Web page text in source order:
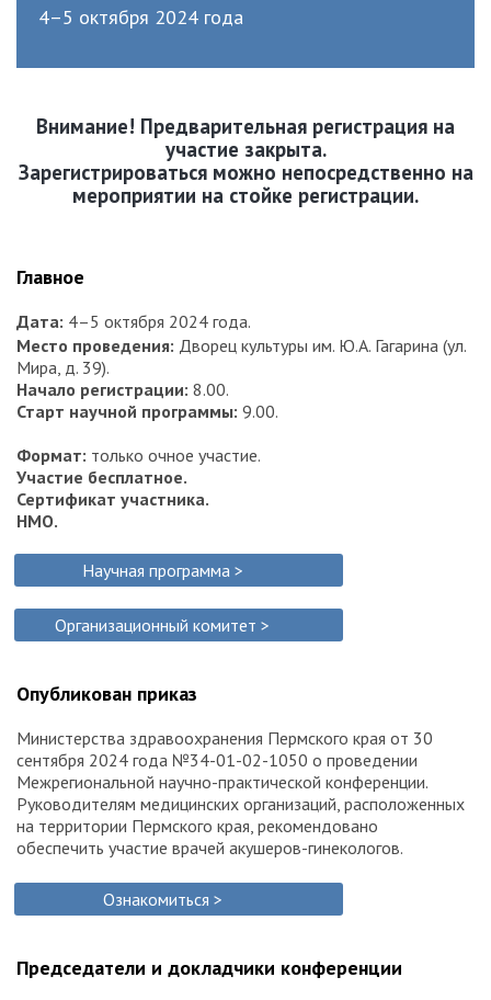
4–5 октября 2024 года
Внимание! Предварительная регистрация на
участие закрыта.
Зарегистрироваться можно непосредственно на
мероприятии на стойке регистрации.
Главное
Дата: 4–5 октября 2024 года.
Место проведения: Дворец культуры им. Ю.А. Гагарина (ул.
Мира, д. 39).
Начало регистрации: 8.00.
Старт научной программы: 9.00.
Формат: только очное участие.
Участие бесплатное.
Сертификат участника.
НМО.
Научная программа >
Организационный комитет >
Опубликован приказ
Министерства здравоохранения Пермского края от 30
сентября 2024 года №34-01-02-1050 о проведении
Межрегиональной научно-практической конференции.
Руководителям медицинских организаций, расположенных
на территории Пермского края, рекомендовано
обеспечить участие врачей акушеров-гинекологов.
Ознакомиться >
Председатели и докладчики конференции